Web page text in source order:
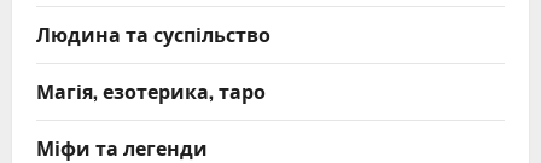
Людина та суспільство
Магія, езотерика, таро
Міфи та легенди